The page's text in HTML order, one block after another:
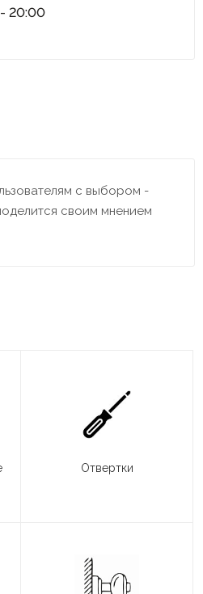
20:00
с выбором -
своим мнением
Отвертки